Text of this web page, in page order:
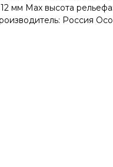
мм Max высота
Россия